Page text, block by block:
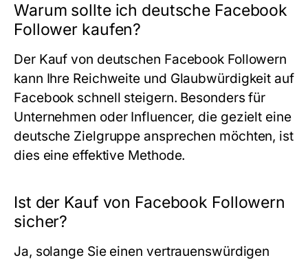
Warum sollte ich deutsche Facebook
Follower kaufen?
Der Kauf von deutschen Facebook Followern
kann Ihre Reichweite und Glaubwürdigkeit auf
Facebook schnell steigern. Besonders für
Unternehmen oder Influencer, die gezielt eine
deutsche Zielgruppe ansprechen möchten, ist
dies eine effektive Methode.
Ist der Kauf von Facebook Followern
sicher?
Ja, solange Sie einen vertrauenswürdigen